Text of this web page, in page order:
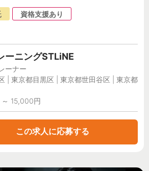
資格支援あり
ーニングSTLiNE
ーナー
| 東京都目黒区 | 東京都世田谷区 | 東京都
15,000円
この求人に応募する